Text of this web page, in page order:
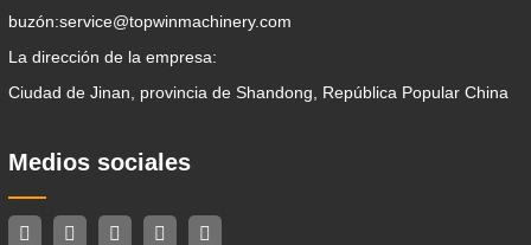
buzón:service@topwinmachinery.com
La dirección de la empresa:
Ciudad de Jinan, provincia de Shandong, República Popular China
Medios sociales